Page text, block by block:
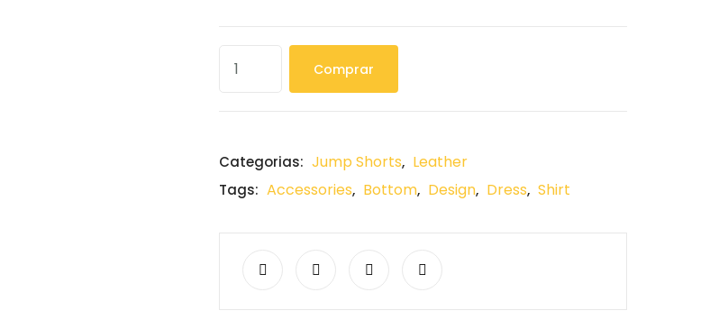
Comprar
Categorias: Jump Shorts, Leather
Tags: Accessories, Bottom, Design, Dress, Shirt